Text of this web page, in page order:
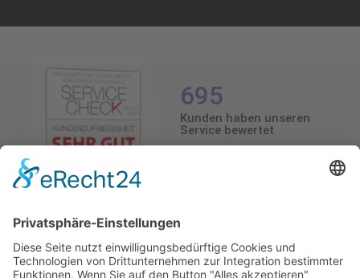
4.5/5.0
695
Kunden haben unseren
Service bewertet